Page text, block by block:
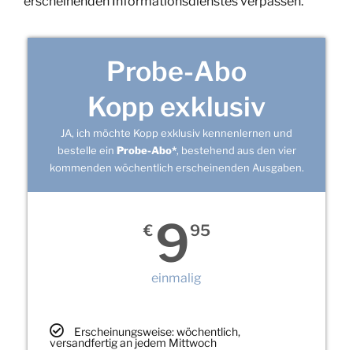
Probe-Abo
Kopp exklusiv
JA, ich möchte Kopp exklusiv kennenlernen und
bestelle ein Probe-Abo*, bestehend aus den vier
kommenden wöchentlich erscheinenden Ausgaben.
€ 995
einmalig
Erscheinungsweise: wöchentlich,
versandfertig an jedem Mittwoch